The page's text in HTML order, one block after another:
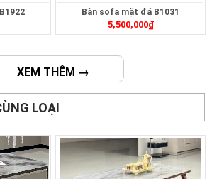
Bàn sofa mặt đá B1031
5,500,000₫
XEM THÊM →
LOẠI